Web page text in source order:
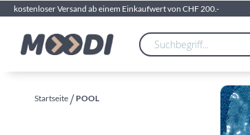
kostenloser Versand ab einem Einkaufwert von CHF 200.-
Startseite POOL